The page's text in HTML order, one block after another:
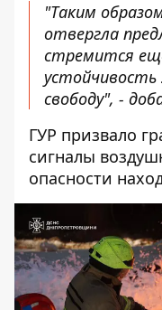
"Таким
отвергла
стремится
устойчивость
свободу", -
ГУР призвало
сигналы
опасности